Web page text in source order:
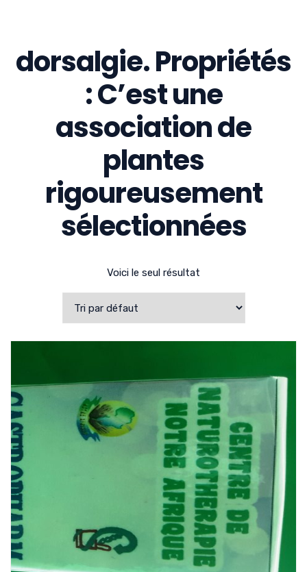
dorsalgie. Propriétés
: C’est une
association de
plantes
rigoureusement
sélectionnées
Voici le seul résultat